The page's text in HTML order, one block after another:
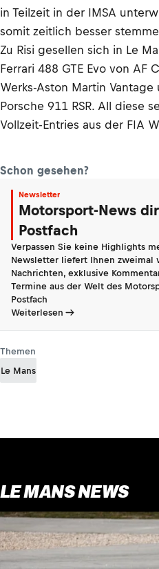
in Teilzeit in der IMSA
somit zeitlich besser
Zu Risi gesellen sich in Le
Ferrari 488 GTE Evo von AF
Werks-Aston Martin Vantage
Porsche 911 RSR. All diese
Vollzeit-Entries aus der FIA
Schon gesehen?
Newsletter
Motorsport-News
Postfach
Verpassen Sie keine Highlights
Newsletter liefert Ihnen zweimal
Nachrichten, exklusive
Termine aus der Welt des
Postfach
Weiterlesen
Themen
Le Mans
LE MANS NEWS